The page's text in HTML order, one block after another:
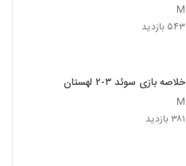
M
۵۴۳ بازدید
خلاصه بازی سوئد ۳-۲ لهستان
M
۳۸۱ بازدید